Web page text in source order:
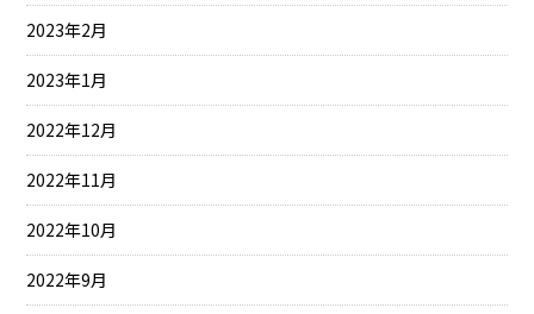
2023年2月
2023年1月
2022年12月
2022年11月
2022年10月
2022年9月